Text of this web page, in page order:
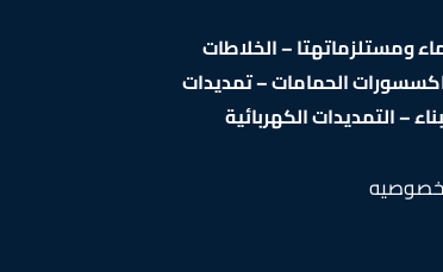
ومستلزماتهتا – الخلاطات
الحمامات – تمديدات
– التمديدات الكهربائية